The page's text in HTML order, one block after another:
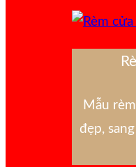
Mẫu
đẹp,